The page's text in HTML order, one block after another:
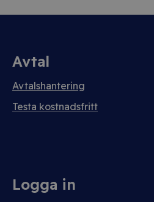
Avtal
Avtalshantering
Testa kostnadsfritt
Logga in